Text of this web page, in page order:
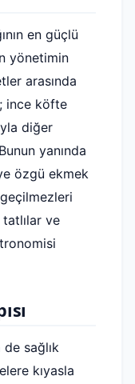
en güçlü
yönetimin
arasında
ince köfte
diğer
yanında
özgü ekmek
tatlılar ve
sağlık
kıyasla